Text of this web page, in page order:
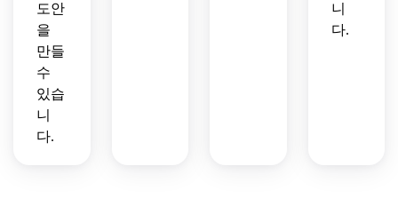
도안
을
만들
수
있습
니
다.
니
다.